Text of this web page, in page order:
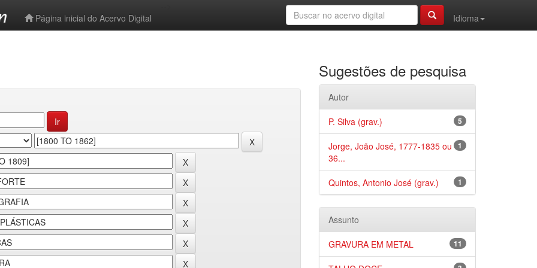
Página inicial do Acervo Digital
Idioma
Sugestões de pesquisa
Autor
5
P. Silva (grav.)
1
Jorge, João José, 1777-1835 ou
36...
1
Quintos, Antonio José (grav.)
Assunto
11
GRAVURA EM METAL